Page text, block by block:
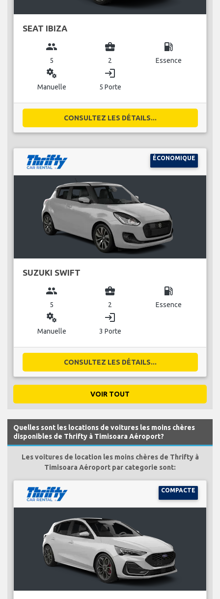
SEAT IBIZA
group
5
business_center
2
local_gas_station
Essence
miscellaneous_services
Manuelle
login
5 Porte
CONSULTEZ LES DÉTAILS...
ÉCONOMIQUE
SUZUKI SWIFT
group
5
business_center
2
local_gas_station
Essence
miscellaneous_services
Manuelle
login
3 Porte
CONSULTEZ LES DÉTAILS...
VOIR TOUT
Quelles sont les locations de voitures les moins chères
disponibles de Thrifty à Timisoara Aéroport?
Les voitures de location les moins chères de Thrifty à
Timisoara Aéroport par categorie sont:
COMPACTE